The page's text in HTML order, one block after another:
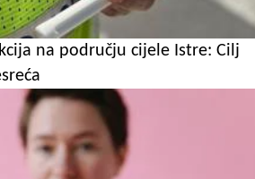
na području cijele Istre: Cilj